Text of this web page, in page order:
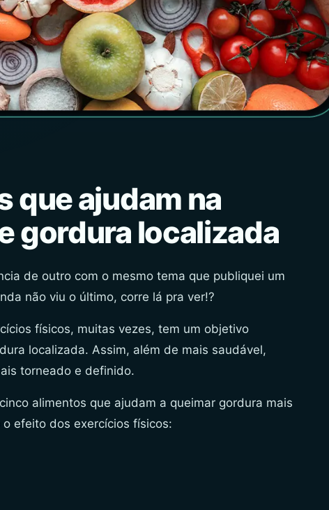
que ajudam na
gordura localizada
de outro com o mesmo tema que publiquei um
não viu o último, corre lá pra ver!?
físicos, muitas vezes, tem um objetivo
localizada. Assim, além de mais saudável,
torneado e definido.
alimentos que ajudam a queimar gordura mais
efeito dos exercícios físicos: